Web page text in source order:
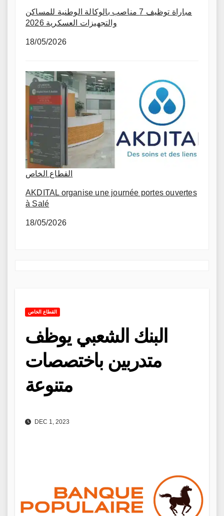
مباراة توظيف 7 مناصب بالوكالة الوطنية للمساكن
والتجهيزات العسكرية 2026
18/05/2026
القطاع الخاص
AKDITAL organise une journée portes ouvertes
à Salé
18/05/2026
القطاع الخاص
البنك الشعبي يوظف
متدربين باختصصات
متنوعة
DEC 1, 2023